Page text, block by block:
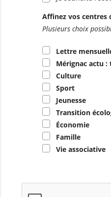
Affinez vos centres
Plusieurs choix
Lettre
Mérignac actu
Culture
Sport
Jeunesse
Transition
Économie
Famille
Vie associative